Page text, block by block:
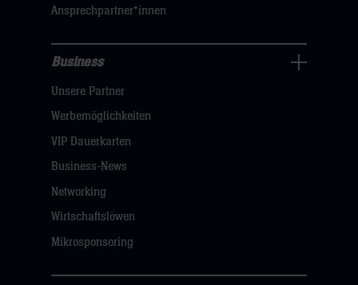
hier
Ansprechpartner*innen
Navigation
öffnen,
dann
klicken
Business
Unsere Partner
Werbemöglichkeiten
VIP Dauerkarten
Business-News
Networking
Wirtschaftslöwen
Mikrosponsoring